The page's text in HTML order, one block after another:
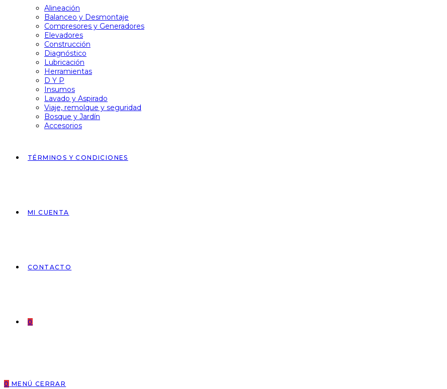
Alineación
Balanceo y Desmontaje
Compresores y Generadores
Elevadores
Construcción
Diagnóstico
Lubricación
Herramientas
D Y P
Insumos
Lavado y Aspirado
Viaje, remolque y seguridad
Bosque y Jardín
Accesorios
TÉRMINOS Y CONDICIONES
MI CUENTA
CONTACTO
0
0 MENÚ CERRAR